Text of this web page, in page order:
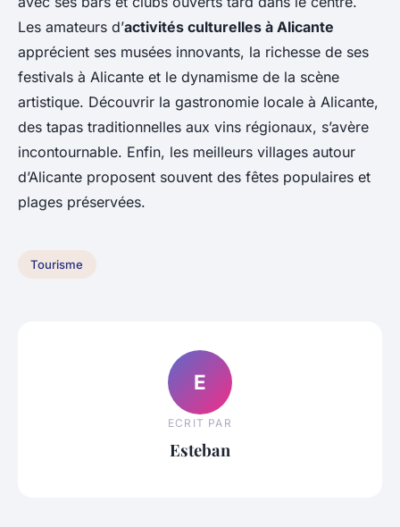
Les amateurs d’activités culturelles à Alicante
apprécient ses musées innovants, la richesse de ses
festivals à Alicante et le dynamisme de la scène
artistique. Découvrir la gastronomie locale à Alicante,
des tapas traditionnelles aux vins régionaux, s’avère
incontournable. Enfin, les meilleurs villages autour
d’Alicante proposent souvent des fêtes populaires et
plages préservées.
Tourisme
E
ECRIT PAR
Esteban